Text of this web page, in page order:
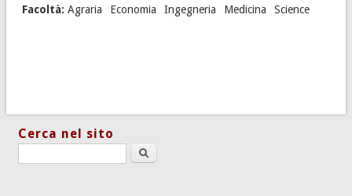
Facoltà: Agraria Economia Ingegneria Medicina Science
Cerca nel sito
Search this site